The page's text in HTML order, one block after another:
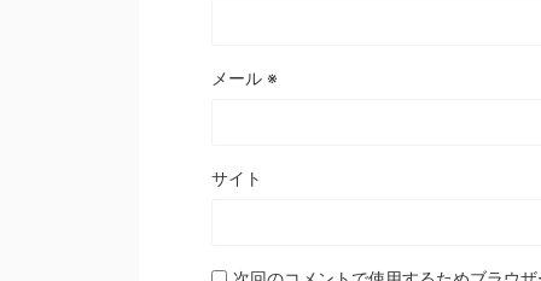
メール ※
サイト